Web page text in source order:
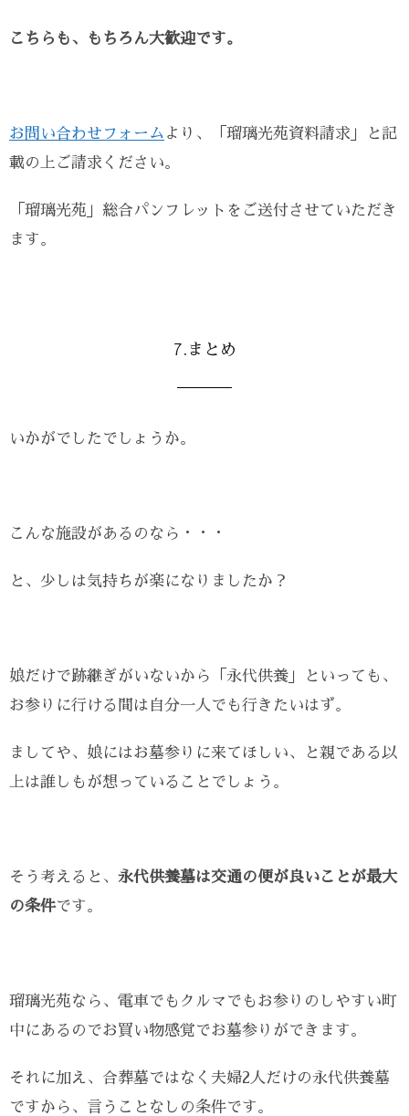
こちらも、もちろん大歓迎です。
お問い合わせフォーム より、「瑠璃光苑資料請求」と記
載の上ご請求ください。
「瑠璃光苑」総合パンフレットをご送付させていただき
ます。
7.まとめ
いかがでしたでしょうか。
こんな施設があるのなら・・・
と、少しは気持ちが楽になりましたか？
娘だけで跡継ぎがいないから「永代供養」といっても、
お参りに行ける間は自分一人でも行きたいはず。
ましてや、娘にはお墓参りに来てほしい、と親である以
上は誰しもが想っていることでしょう。
そう考えると、 永代供養墓は交通の便が良いことが最大
の条件です。
瑠璃光苑なら、電車でもクルマでもお参りのしやすい町
中にあるのでお買い物感覚でお墓参りができます。
それに加え、合葬墓ではなく夫婦2人だけの永代供養墓
ですから、言うことなしの条件です。